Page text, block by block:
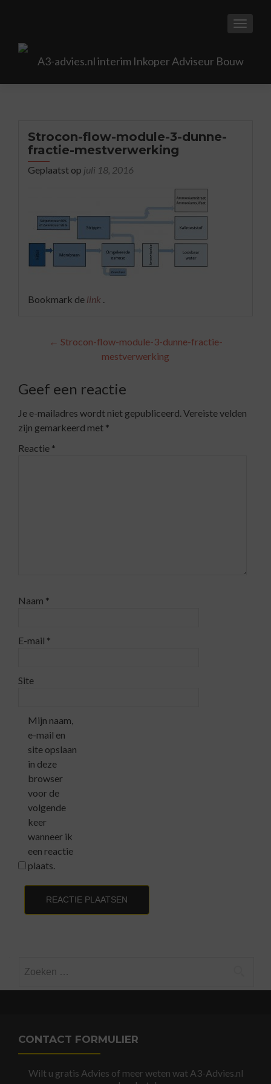
Strocon-flow-module-3-dunne-
fractie-mestverwerking
Geplaatst op juli 18, 2016
Bookmark de link .
Berichtnavigatie
← Strocon-flow-module-3-dunne-fractie-
mestverwerking
Geef een reactie
Je e-mailadres wordt niet gepubliceerd.Vereiste velden
zijn gemarkeerd met *
Reactie *
Naam *
E-mail *
Site
Mijn naam,
e-mail en
site opslaan
in deze
browser
voor de
volgende
keer
wanneer ik
een reactie
plaats.
naar:
CONTACT FORMULIER
Wilt u gratis Advies of meer weten wat A3-Advies.nl